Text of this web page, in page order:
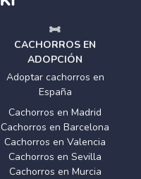
CACHORROS EN
ADOPCIÓN
Adoptar cachorros en
España
Cachorros en Madrid
Cachorros en Barcelona
Cachorros en Valencia
Cachorros en Sevilla
Cachorros en Murcia